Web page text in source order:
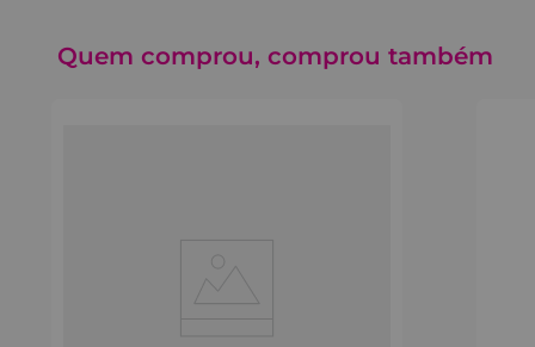
Quem comprou, comprou também